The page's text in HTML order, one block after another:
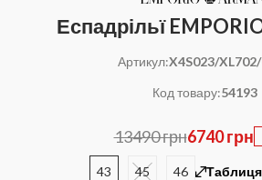
Еспадрільї
Артикул:X4S023/
Код товару:54193
13490 грн6740 грн
43 45 46 Таблиця